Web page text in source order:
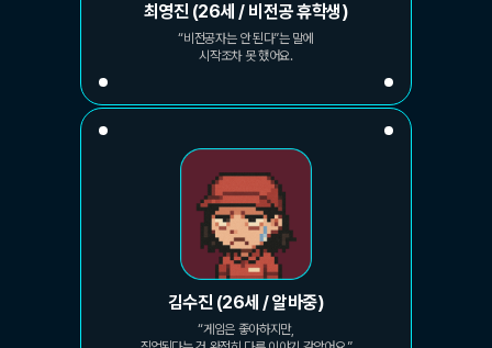
최영진 (26세 / 비전공 휴학생)
“비전공자는 안 된다”는 말에
시작조차 못 했어요.
김수진 (26세 / 알바중)
“게임은 좋아하지만,